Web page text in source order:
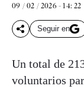
09 / 02 / 2026 - 14: 22
Seguir en
Un total de
voluntarios